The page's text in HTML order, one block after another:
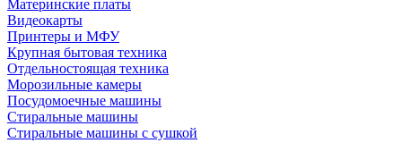
Материнские платы
Видеокарты
Принтеры и МФУ
Крупная бытовая техника
Отдельностоящая техника
Морозильные камеры
Посудомоечные машины
Стиральные машины
Стиральные машины с сушкой